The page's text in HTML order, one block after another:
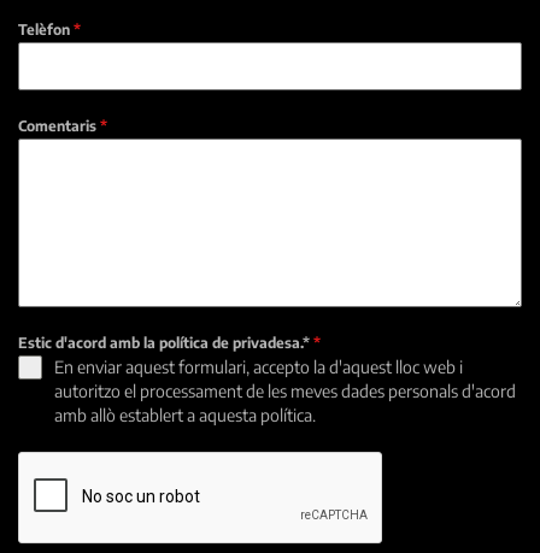
Telèfon *
Comentaris *
Estic d'acord amb la política de privadesa.* *
En enviar aquest formulari, accepto la d'aquest lloc web i
autoritzo el processament de les meves dades personals d'acord
amb allò establert a aquesta política.